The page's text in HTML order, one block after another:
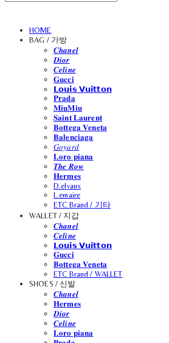
HOME
BAG / 가방
𝑪𝒉𝒂𝒏𝒆𝒍
𝑫𝒊𝒐𝒓
𝑪𝒆𝒍𝒊𝒏𝒆
𝐆𝐮𝐜𝐜𝐢
𝗟𝗼𝘂𝗶𝘀 𝗩𝘂𝗶𝘁𝘁𝗼𝗻
𝐏𝐫𝐚𝐝𝐚
𝐌𝐢𝐮𝐌𝐢𝐮
𝐒𝐚𝐢𝐧𝐭 𝐋𝐚𝐮𝐫𝐞𝐧𝐭
𝐁𝐨𝐭𝐭𝐞𝐠𝐚 𝐕𝐞𝐧𝐞𝐭𝐚
𝐁𝐚𝐥𝐞𝐧𝐜𝐢𝐚𝐠𝐚
𝐺𝑜𝑦𝑎𝑟𝑑
𝐋𝐨𝐫𝐨 𝐩𝐢𝐚𝐧𝐚
𝑻𝒉𝒆 𝑹𝒐𝒘
𝐇𝐞𝐫𝐦𝐞𝐬
D.elvaux
L.emaire
ETC Brand / 기타
WALLET / 지갑
𝑪𝒉𝒂𝒏𝒆𝒍
𝑪𝒆𝒍𝒊𝒏𝒆
𝗟𝗼𝘂𝗶𝘀 𝗩𝘂𝗶𝘁𝘁𝗼𝗻
𝐆𝐮𝐜𝐜𝐢
𝐁𝐨𝐭𝐭𝐞𝐠𝐚 𝐕𝐞𝐧𝐞𝐭𝐚
ETC Brand / WALLET
SHOES / 신발
𝑪𝒉𝒂𝒏𝒆𝒍
𝐇𝐞𝐫𝐦𝐞𝐬
𝑫𝒊𝒐𝒓
𝑪𝒆𝒍𝒊𝒏𝒆
𝐋𝐨𝐫𝐨 𝐩𝐢𝐚𝐧𝐚